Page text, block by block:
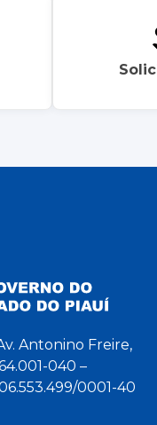
Antonino Freire,
040 –
0001-40